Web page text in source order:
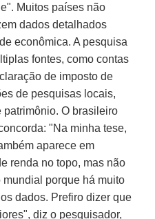
Muitos países não
dados detalhados
econômica. A pesquisa
fontes, como contas
de imposto de
de pesquisas locais,
O brasileiro
"Na minha tese,
aparece em
renda no topo, mas não
porque há muito
dados. Prefiro dizer que
diz o pesquisador,